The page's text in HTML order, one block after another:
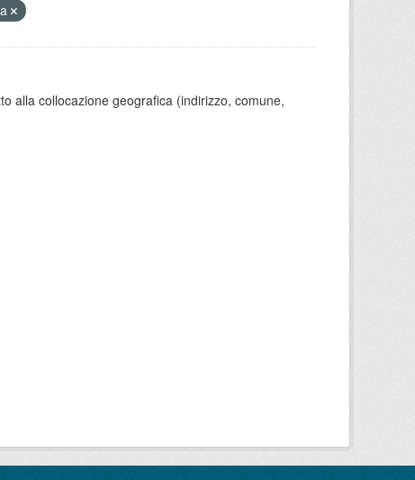
alla collocazione geografica (indirizzo, comune,